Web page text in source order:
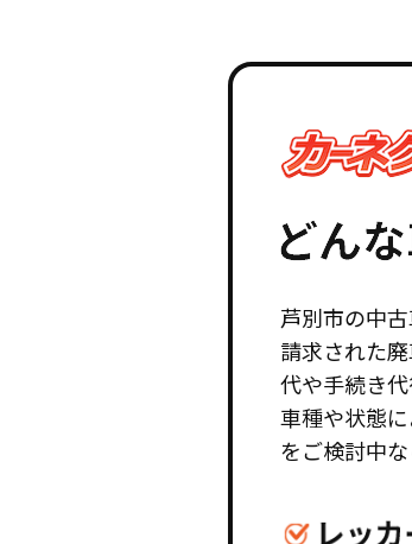
芦別市の中
請求された
代や手続き
車種や状態
をご検討中